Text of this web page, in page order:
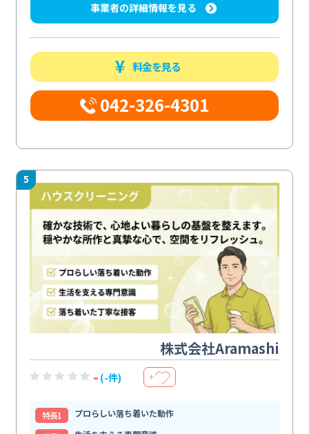
事業者の詳細情報を見る
料金を見る
042-326-4301
5
株式会社Aramashi
- (-件) ＋
特⻑1
プロらしい落ち着いた動作